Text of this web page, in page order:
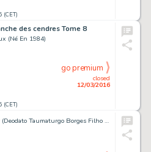
(CET)
des cendres Tome 8
(Né En 1984)
(CET)
closed
12/03/2016
go premium
Mike Deodato Jr (Deodato Taumaturgo Borges Filho Dit) (Né En 1963)